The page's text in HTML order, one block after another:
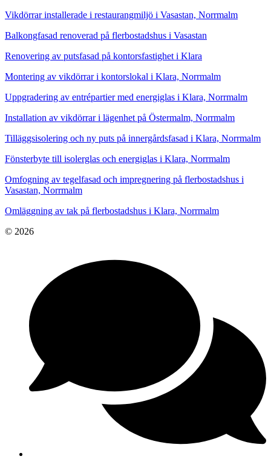
Vikdörrar installerade i restaurangmiljö i Vasastan, Norrmalm
Balkongfasad renoverad på flerbostadshus i Vasastan
Renovering av putsfasad på kontorsfastighet i Klara
Montering av vikdörrar i kontorslokal i Klara, Norrmalm
Uppgradering av entrépartier med energiglas i Klara, Norrmalm
Installation av vikdörrar i lägenhet på Östermalm, Norrmalm
Tilläggsisolering och ny puts på innergårdsfasad i Klara, Norrmalm
Fönsterbyte till isolerglas och energiglas i Klara, Norrmalm
Omfogning av tegelfasad och impregnering på flerbostadshus i
Vasastan, Norrmalm
Omläggning av tak på flerbostadshus i Klara, Norrmalm
© 2026